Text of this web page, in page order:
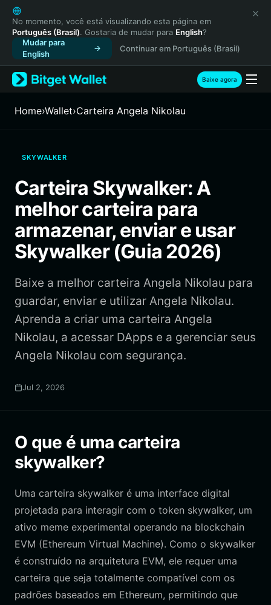
English
日本語
Tiếng Việt
Русский
Español (Latinoamérica)
Türkçe
Français
繁體中文
Bahasa Indonesia
ภาษาไทย
Español
Português (Brasil)
No momento, você está visualizando esta página em
Português (Brasil). Gostaria de mudar para English?
Mudar para
English
Continuar em Português (Brasil)
Baixe agora
Home›Wallet›Carteira Angela Nikolau
SKYWALKER
Carteira Skywalker: A
melhor carteira para
armazenar, enviar e usar
Skywalker (Guia 2026)
Baixe a melhor carteira Angela Nikolau para
guardar, enviar e utilizar Angela Nikolau.
Aprenda a criar uma carteira Angela
Nikolau, a acessar DApps e a gerenciar seus
Angela Nikolau com segurança.
Jul 2, 2026
O que é uma carteira
skywalker?
Uma carteira skywalker é uma interface digital
projetada para interagir com o token skywalker, um
ativo meme experimental operando na blockchain
EVM (Ethereum Virtual Machine). Como o skywalker
é construído na arquitetura EVM, ele requer uma
carteira que seja totalmente compatível com os
padrões baseados em Ethereum, permitindo que